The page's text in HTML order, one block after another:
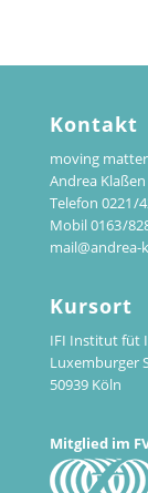
Kontakt
moving
Andrea Klaßen
Telefon 0221 /
Mobil 0163 /
mail@andrea-
Kursort
IFI Institut füt
Luxemburger
50939 Köln
Mitglied im